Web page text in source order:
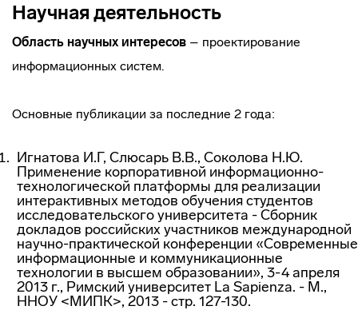
Научная деятельность
Область научных интересов – проектирование
информационных систем.
Основные публикации за последние 2 года:
Игнатова И.Г, Слюсарь В.В., Соколова Н.Ю.
Применение корпоративной информационно-
технологической платформы для реализации
интерактивных методов обучения студентов
исследовательского университета - Сборник
докладов российских участников международной
научно-практической конференции «Современные
информационные и коммуникационные
технологии в высшем образовании», 3-4 апреля
2013 г., Римский университет La Sapienza. - М.,
ННОУ <МИПК>, 2013 - стр. 127-130.